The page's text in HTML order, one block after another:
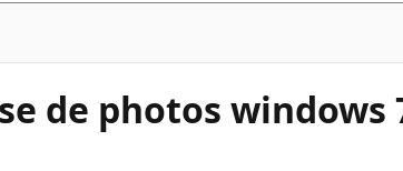
de photos windows